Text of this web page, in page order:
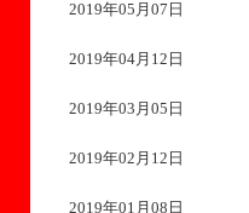
2019年05月07日
2019年04月12日
2019年03月05日
2019年02月12日
2019年01月08日